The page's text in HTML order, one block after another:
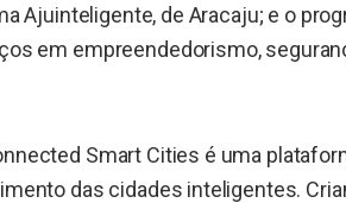
Ajuinteligente, de Aracaju; e o
em empreendedorismo,
Smart Cities é uma
das cidades inteligentes.